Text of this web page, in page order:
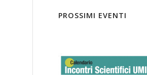
PROSSIMI EVENTI